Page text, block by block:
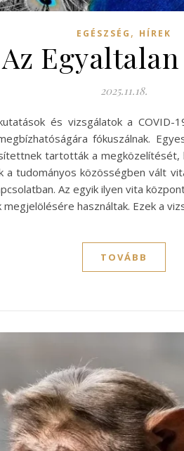
EGÉSZSÉG , HÍREK
2025.11.18.
és vizsgálatok a
fókuszálnak.
tartották a
tudományos közösségben vált
Az egyik ilyen vita
használtak. Ezek a
TOVÁBB